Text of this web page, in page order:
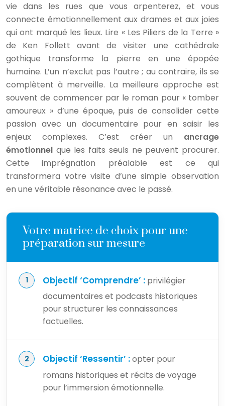
vie dans les rues que vous arpenterez, et vous
connecte émotionnellement aux drames et aux joies
qui ont marqué les lieux. Lire « Les Piliers de la Terre »
de Ken Follett avant de visiter une cathédrale
gothique transforme la pierre en une épopée
humaine. L’un n’exclut pas l’autre ; au contraire, ils se
complètent à merveille. La meilleure approche est
souvent de commencer par le roman pour « tomber
amoureux » d’une époque, puis de consolider cette
passion avec un documentaire pour en saisir les
enjeux complexes. C’est créer un ancrage
émotionnel que les faits seuls ne peuvent procurer.
Cette imprégnation préalable est ce qui
transformera votre visite d’une simple observation
en une véritable résonance avec le passé.
Votre matrice de choix pour une
préparation sur mesure
Objectif ‘Comprendre’ : privilégier
documentaires et podcasts historiques
pour structurer les connaissances
factuelles.
Objectif ‘Ressentir’ :opter pour
romans historiques et récits de voyage
pour l’immersion émotionnelle.